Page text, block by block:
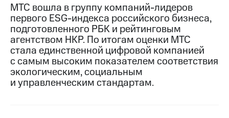
Контакты
Медиа-центр
Пресс-
релизы
МТС
о технологиях
МТС вошла в группу компаний-лидеров
первого ESG-индекса российского бизнеса,
подготовленного РБК и рейтинговым
агентством НКР. По итогам оценки МТС
стала единственной цифровой компанией
с самым высоким показателем соответствия
экологическим, социальным
и управленческим стандартам.